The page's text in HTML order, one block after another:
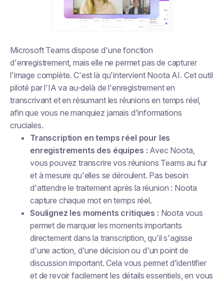
Microsoft Teams dispose d'une fonction
d'enregistrement, mais elle ne permet pas de capturer
l'image complète. C'est là qu'intervient Noota AI. Cet outil
piloté par l'IA va au-delà de l'enregistrement en
transcrivant et en résumant les réunions en temps réel,
afin que vous ne manquiez jamais d'informations
cruciales.
Transcription en temps réel pour les
enregistrements des équipes : Avec Noota,
vous pouvez transcrire vos réunions Teams au fur
et à mesure qu'elles se déroulent. Pas besoin
d'attendre le traitement après la réunion : Noota
capture chaque mot en temps réel.
Soulignez les moments critiques : Noota vous
permet de marquer les moments importants
directement dans la transcription, qu'il s'agisse
d'une action, d'une décision ou d'un point de
discussion important. Cela vous permet d'identifier
et de revoir facilement les détails essentiels, en vous